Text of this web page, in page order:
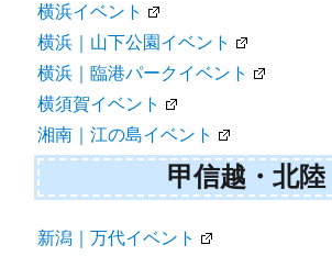
横浜イベント
横浜｜山下公園イベント
横浜｜臨港パークイベント
横須賀イベント
湘南｜江の島イベント
甲信越・北陸
新潟｜万代イベント